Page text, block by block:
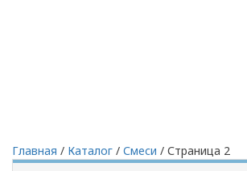
Главная / Каталог / Смеси / Страница 2